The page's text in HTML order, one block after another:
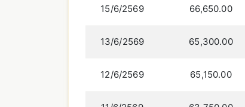
15/6/2569 66,650.00
13/6/2569 65,300.00
12/6/2569 65,150.00